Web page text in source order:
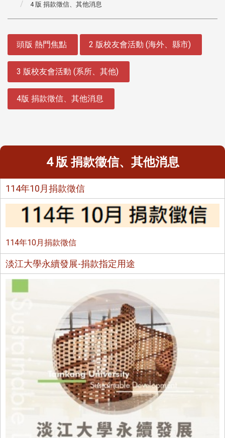
4 版 捐款徵信、其他消息
頭版 熱門焦點 2 版校友會活動 (海外、縣市)
3 版校友會活動 (系所、其他)
4版 捐款徵信、其他消息
4 版 捐款徵信、其他消息
114年10月捐款徵信
114年10月捐款徵信
淡江大學永續發展-捐款指定用途